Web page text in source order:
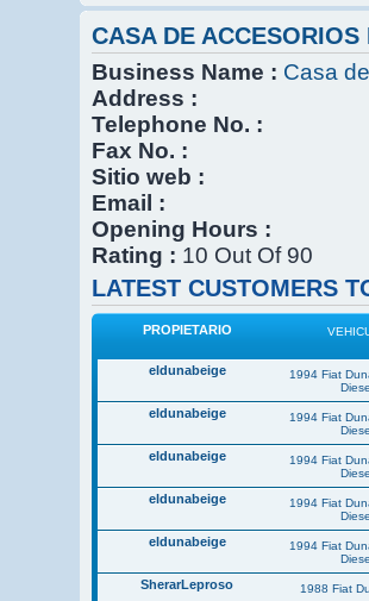
CASA DE ACCESORIOS
Business Name : Casa
Address :
Telephone No. :
Fax No. :
Sitio web :
Email :
Opening Hours :
Rating : 10 Out Of 90
LATEST CUSTOMERS
PROPIETARIO
eldunabeige
1994 Fiat
eldunabeige
1994 Fiat
eldunabeige
1994 Fiat
eldunabeige
1994 Fiat
eldunabeige
1994 Fiat
SherarLeproso 1988 Fiat